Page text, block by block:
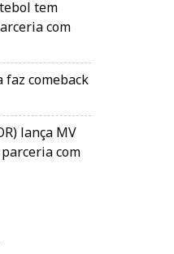
tem
com
faz comeback
lança MV
parceria com